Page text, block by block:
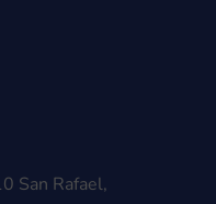
San Rafael,